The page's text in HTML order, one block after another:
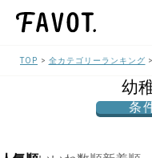
TOP 全カテゴリーランキング
幼
条